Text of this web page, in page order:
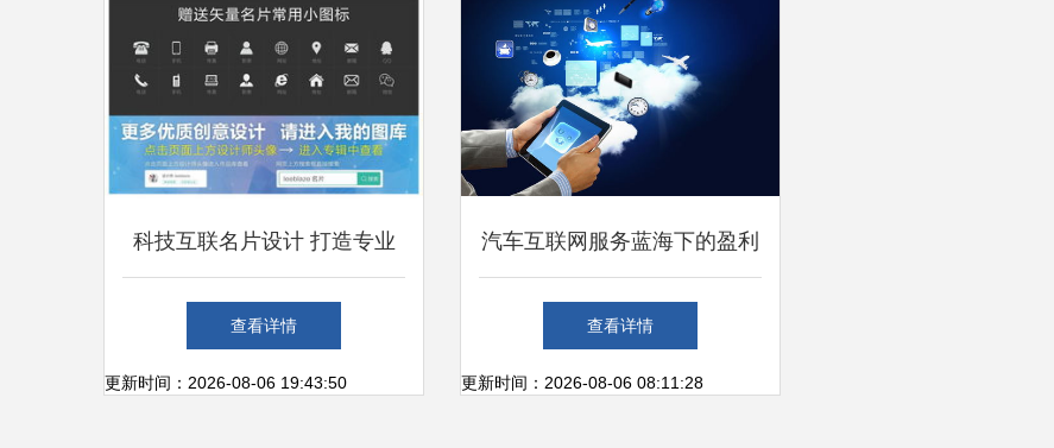
联网服务中的应用与应对
科技互联名片设计 打造专业
个人形象，赋能商业服务
查看详情
更新时间：2026-08-06 19:43:50
汽车互联网服务蓝海下的盈利
困境 为何世界那么大，赚钱
却如此难？
查看详情
更新时间：2026-08-06 08:11:28